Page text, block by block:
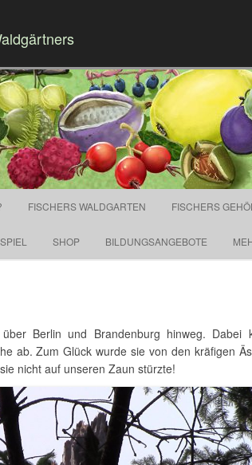
FISCHERS WALDGARTEN FISCHERS
SHOP BILDUNGSANGEBOTE
über Berlin und Brandenburg hinweg. Dabei
ab. Zum Glück wurde sie von den kräfigen
nicht auf unseren Zaun stürzte!